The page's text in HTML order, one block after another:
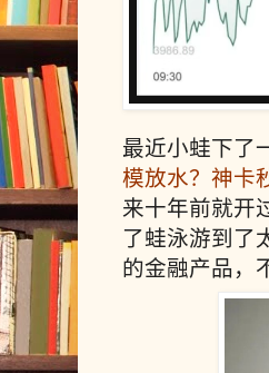
最近小蛙下了
模放水？神卡
来十年前就开
了蛙泳游到了
的金融产品，